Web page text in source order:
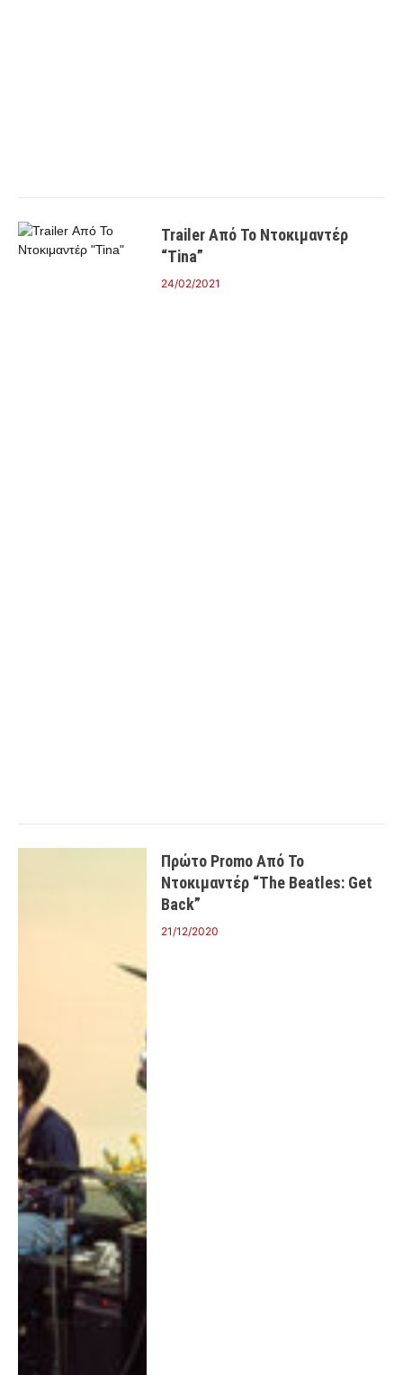
Trailer Από Το Ντοκιμαντέρ
“Tina”
24/02/2021
Πρώτο Promo Από Το
Ντοκιμαντέρ “The Beatles: Get
Back”
21/12/2020